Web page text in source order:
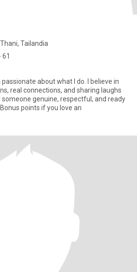
Tailandia
61
passionate about what I do. I believe in
real connections, and sharing laughs
genuine, respectful, and ready
points if you love an